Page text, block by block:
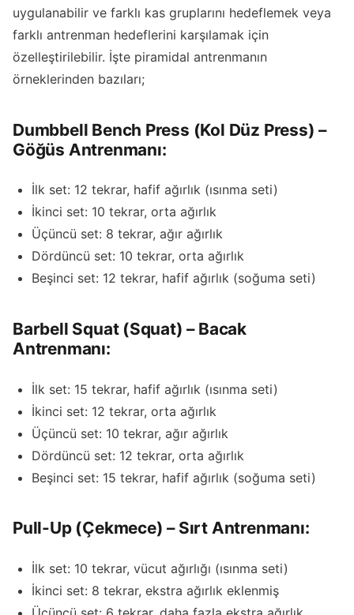
uygulanabilir ve farklı kas gruplarını hedeflemek veya
farklı antrenman hedeflerini karşılamak için
özelleştirilebilir. İşte piramidal antrenmanın
örneklerinden bazıları;
Dumbbell Bench Press (Kol Düz Press) –
Göğüs Antrenmanı:
İlk set: 12 tekrar, hafif ağırlık (ısınma seti)
İkinci set: 10 tekrar, orta ağırlık
Üçüncü set: 8 tekrar, ağır ağırlık
Dördüncü set: 10 tekrar, orta ağırlık
Beşinci set: 12 tekrar, hafif ağırlık (soğuma seti)
Barbell Squat (Squat) – Bacak
Antrenmanı:
İlk set: 15 tekrar, hafif ağırlık (ısınma seti)
İkinci set: 12 tekrar, orta ağırlık
Üçüncü set: 10 tekrar, ağır ağırlık
Dördüncü set: 12 tekrar, orta ağırlık
Beşinci set: 15 tekrar, hafif ağırlık (soğuma seti)
Pull-Up (Çekmece) – Sırt Antrenmanı:
İlk set: 10 tekrar, vücut ağırlığı (ısınma seti)
İkinci set: 8 tekrar, ekstra ağırlık eklenmiş